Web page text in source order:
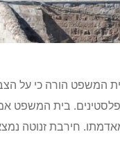
המשפט הורה כי על
בית המשפט
חירבת זנוטה